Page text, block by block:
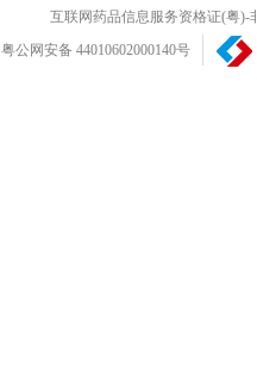
互联网药品信息服务资格证(粤)-
粤公网安备 44010602000140号